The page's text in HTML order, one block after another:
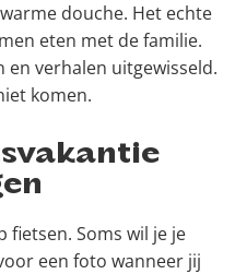
douche. Het echte
eten met de familie.
verhalen uitgewisseld.
komen.
fietsen. Soms wil je je
een foto wanneer jij